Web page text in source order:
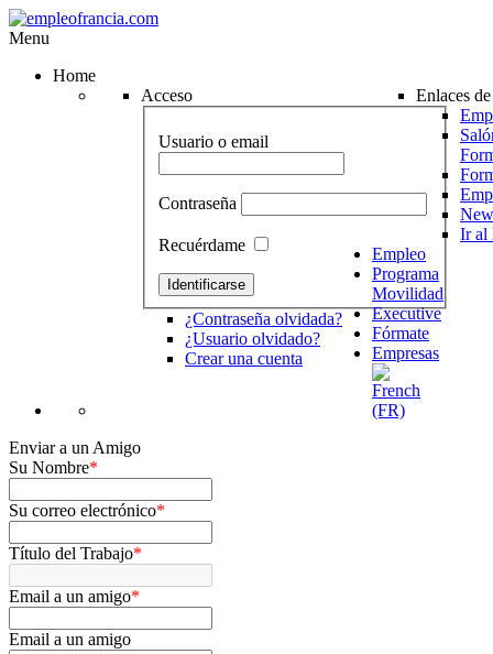
Menu
Home
Acceso
Usuario o email
Contraseña
Recuérdame
¿Contraseña olvidada?
¿Usuario olvidado?
Crear una cuenta
Enlaces
Ir al
Empleo
Programa
Movilidad
Executive
Fórmate
Empresas
Enviar a un Amigo
Su Nombre*
Su correo electrónico*
Título del Trabajo*
Email a un amigo*
Email a un amigo